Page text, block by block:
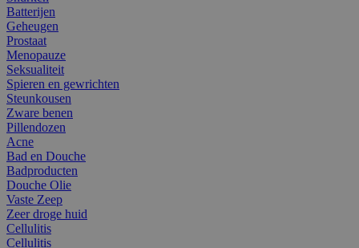
Batterijen
Geheugen
Prostaat
Menopauze
Seksualiteit
Spieren en gewrichten
Steunkousen
Zware benen
Pillendozen
Acne
Bad en Douche
Badproducten
Douche Olie
Vaste Zeep
Zeer droge huid
Cellulitis
Cellulitis